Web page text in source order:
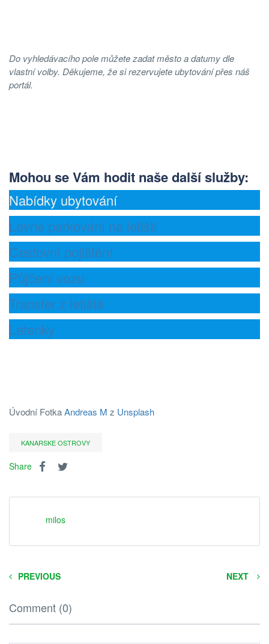
Do vyhledávacího pole můžete zadat město a datumy dle
vlastní volby. Děkujeme, že si rezervujete ubytování přes náš
portál.
Mohou se Vám hodit naše další služby:
Nabídky ubytování
Levné parkování na letišti
Cestovní pojištění
Půjčení vozu
Transfer z letiště
Letenky
Úvodní FotkaAndreas M z Unsplash
KANARSKE OSTROVY
Share
milos
PREVIOUS NEXT
Comment (0)